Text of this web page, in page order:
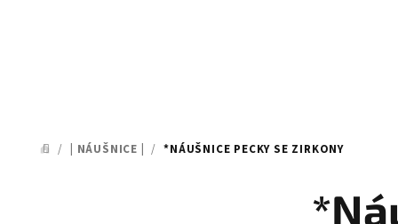
DOMŮ
/ | NÁUŠNICE | / *NÁUŠNICE PECKY SE ZIRKONY